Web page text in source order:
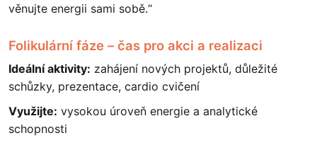
věnujte energii sami sobě.“
Folikulární fáze – čas pro akci a realizaci
Ideální aktivity: zahájení nových projektů, důležité
schůzky, prezentace, cardio cvičení
Využijte: vysokou úroveň energie a analytické
schopnosti